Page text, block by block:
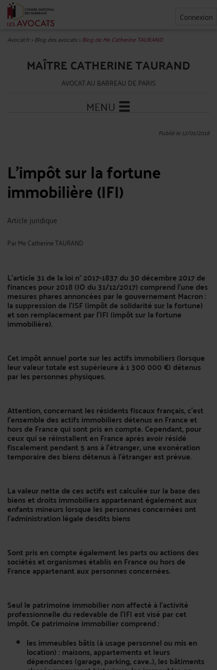
Connexion
Avocat.fr>Blog des avocats>Blog de Me Catherine TAURAND
MAÎTRE CATHERINE TAURAND
AVOCAT AU BARREAU DE PARIS
MENU
Publié le 12/01/2018
L'impôt sur la fortune
immobilière (IFI)
Article juridique
ParMe Catherine TAURAND
L’article 31 de la loi n° 2017-1837 du 30 décembre 2017 de
finances pour 2018 (JO du 31/12/2017) comprend l’une des
mesures phares annoncées par le gouvernement Macron :
la suppression de l’ISF (impôt de solidarité sur la fortune)
et son remplacement par l’IFI (impôt sur la fortune
immobilière).
Cet impôt annuel porte sur les actifs immobiliers (lorsque
leur valeur totale est supérieure à 1 300 000 €) détenus
par les personnes physiques.
Attention, concernant les résidents fiscaux français, c’est
l’ensemble des actifs immobiliers détenus en France et
hors de France qui sont pris en compte. Cependant,pour
ceux qui se réinstallent en France après avoir résidé
fiscalement pendant 5 ans à l’étranger, une exonération
temporaire des biens détenus à l’étranger est prévue.
La valeur nette de ces actifs est calculée sur la base des
biens et droits immobiliers appartenant également aux
enfants mineurs lorsque les personnes concernées ont
l’administration légale desdits biens
Sont pris en compte également les parts ou actions des
sociétés et organismes établis en France ou hors de
France appartenant aux personnes concernées.
Seul le patrimoine immobilier non affecté à l’activité
professionnelle du redevable de l’IFI est visé par cet
impôt. Ce patrimoine immobilier comprend :
les immeubles bâtis (à usage personnel ou mis en
location) : maisons, appartements et leurs
dépendances (garage, parking, cave..), les bâtiments